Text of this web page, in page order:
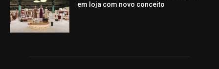
em loja com novo conceito